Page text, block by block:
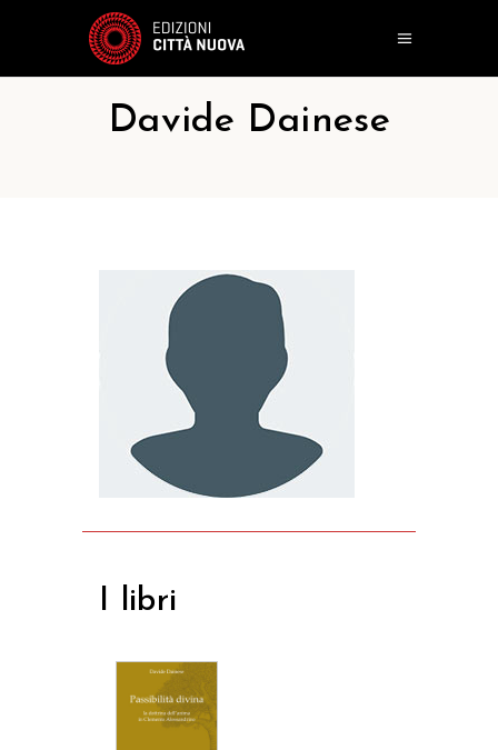
Davide Dainese
I libri